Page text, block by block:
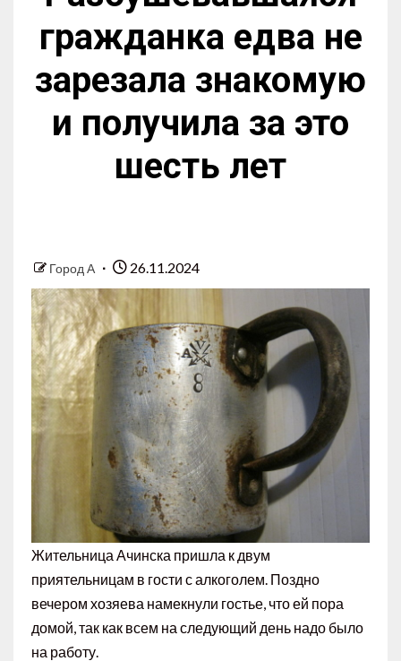
гражданка едва не
зарезала знакомую
и получила за это
шесть лет
Город А 26.11.2024
Жительница Ачинска пришла к двум
приятельницам в гости с алкоголем. Поздно
вечером хозяева намекнули гостье, что ей пора
домой, так как всем на следующий день надо было
на работу.